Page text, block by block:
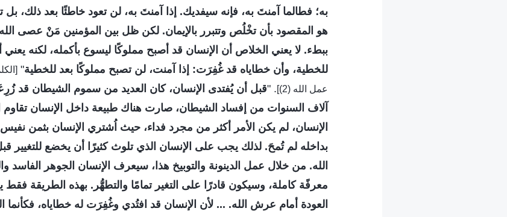
به؛ فطالما آمنتَ به، فإنه سيفديك. إذا آمنتَ به، لن تعود خاطئًا بعد ذلك،
هو المقصود بأن تخْلُص وتتبرر بالإيمان. لكن ظل بين المؤمنين مَنْ عصى
ببطء. لا يعني الخلاص أن الإنسان قد أصبح مملوكًا ليسوع بأكمله، لكنه يعني
للخطية، وأن خطاياه قد غُفِرَت: إذا آمنت، لن تصبح مملوكًا بعد للخطية"
عمل الله (2)]
. "قبل أن يُفتدى الإنسان، كان العديد من سموم الشيطان قد
آلاف السنوات من إفساد الشيطان، صارت هناك طبيعة داخل الإنسان تقاوم
الإنسان، لم يكن الأمر أكثر من مجرد فداء، حيث اُشتري الإنسان بثمن
بداخله لم تُمحَ. لذلك يجب على الإنسان الذي تلوث كثيرًا أن يخضع للتغيير
الله. من خلال عمل الدينونة والتوبيخ هذا، سيعرف الإنسان الجوهر الفاسد
معرفًة كاملة، وسيكون قادرًا على التغير تمامًا والتطهُّر. بهذه الطريقة
العودة أمام عرش الله. ... لأن الإنسان قد افتُدي وغُفِرَت له خطاياه، فكأنما